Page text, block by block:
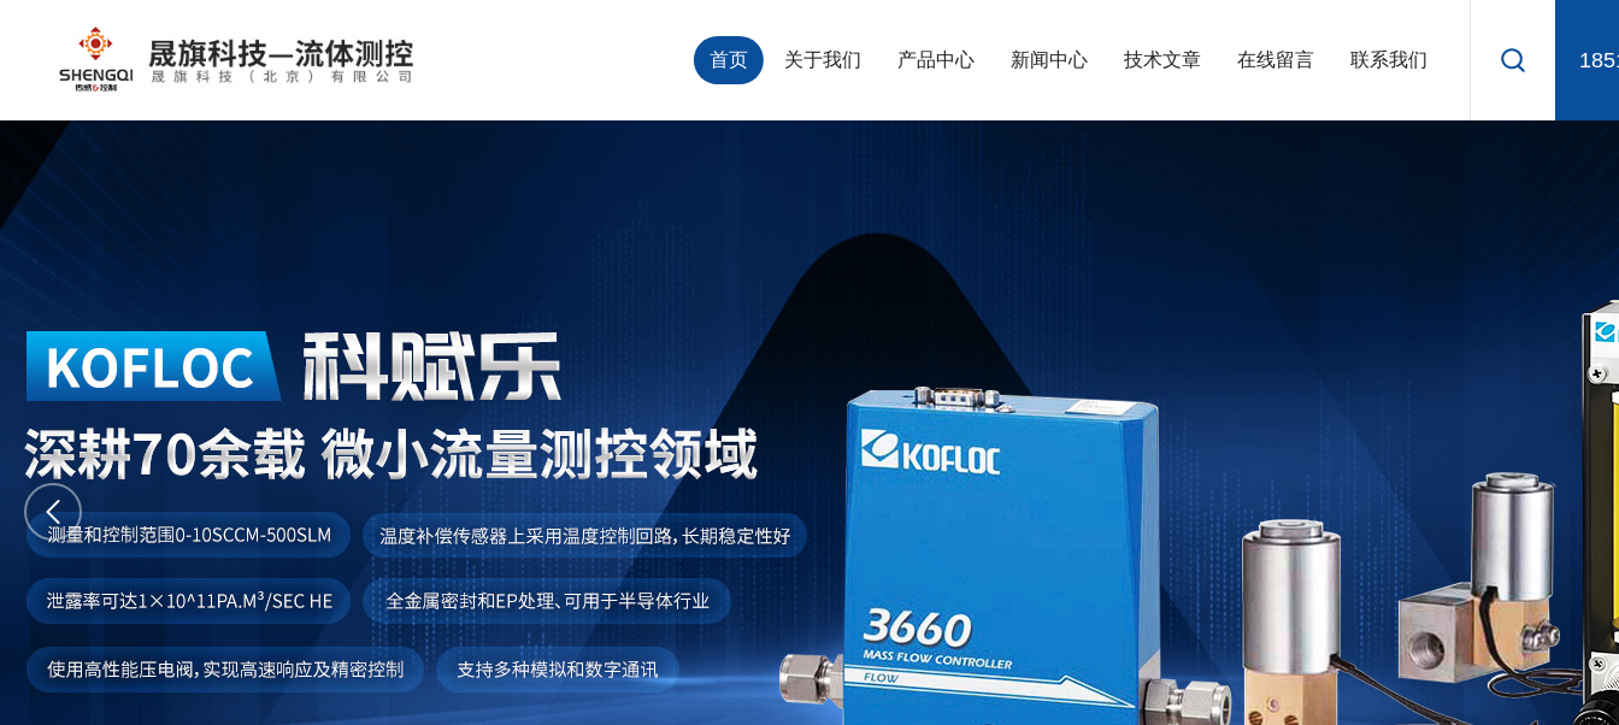
首页 关于我们 产品中心 新闻中心 技术文章 在线留言 联系我们